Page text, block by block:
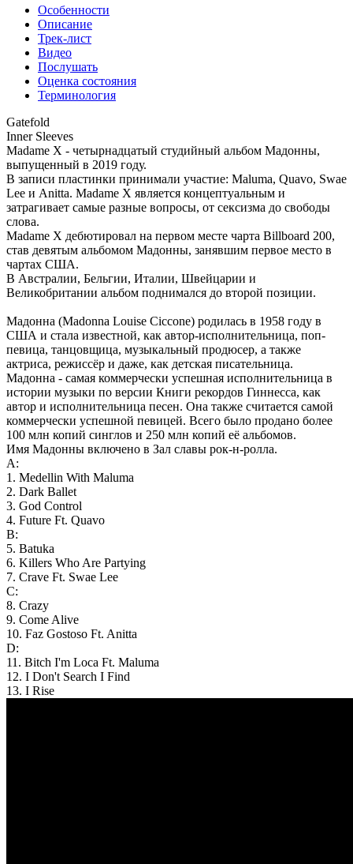
Особенности
Описание
Трек-лист
Видео
Послушать
Оценка состояния
Терминология
Gatefold
Inner Sleeves
Madame X - четырнадцатый студийный альбом Мадонны,
выпущенный в 2019 году.
В записи пластинки принимали участие: Maluma, Quavo, Swae
Lee и Anitta. Madame X является концептуальным и
затрагивает самые разные вопросы, от сексизма до свободы
слова.
Madame X дебютировал на первом месте чарта Billboard 200,
став девятым альбомом Мадонны, занявшим первое место в
чартах США.
В Австралии, Бельгии, Италии, Швейцарии и
Великобритании альбом поднимался до второй позиции.
Mадонна (Madonna Louise Ciccone) родилась в 1958 году в
США и стала известной, как автор-исполнительница, поп-
певица, танцовщица, музыкальный продюсер, а также
актриса, режиссёр и даже, как детская писательница.
Мадонна - самая коммерчески успешная исполнительница в
истории музыки по версии Книги рекордов Гиннесса, как
автор и исполнительница песен. Она также считается самой
коммерчески успешной певицей. Всего было продано более
100 млн копий синглов и 250 млн копий её альбомов.
Имя Мадонны включено в Зал славы рок-н-ролла.
A:
1. Medellin With Maluma
2. Dark Ballet
3. God Control
4. Future Ft. Quavo
B:
5. Batuka
6. Killers Who Are Partying
7. Crave Ft. Swae Lee
C:
8. Crazy
9. Come Alive
10. Faz Gostoso Ft. Anitta
D:
11. Bitch I'm Loca Ft. Maluma
12. I Don't Search I Find
13. I Rise